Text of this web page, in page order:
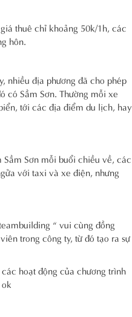
thuê chỉ khoảng 50k/1h, các
hôn.
nhiều địa phương đã cho phép
có Sầm Sơn. Thường mỗi xe
tới các địa điểm du lịch, hay
Sơn mỗi buổi chiều về, các
với taxi và xe điện, nhưng
“ vui cùng đồng
trong công ty, từ đó tạo ra sự
hoạt động của chương trình